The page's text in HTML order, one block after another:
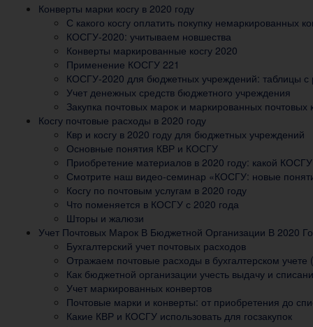
Конверты марки косгу в 2020 году
С какого косгу оплатить покупку немаркированных
КОСГУ-2020: учитываем новшества
Конверты маркированные косгу 2020
Применение КОСГУ 221
КОСГУ-2020 для бюджетных учреждений: таблицы
Учет денежных средств бюджетного учреждения
Закупка почтовых марок и маркированных почтовых
Косгу почтовые расходы в 2020 году
Квр и косгу в 2020 году для бюджетных учреждений
Основные понятия КВР и КОСГУ
Приобретение материалов в 2020 году: какой
Смотрите наш видео-семинар «КОСГУ: новые
Косгу по почтовым услугам в 2020 году
Что поменяется в КОСГУ с 2020 года
Шторы и жалюзи
Учет Почтовых Марок В Бюджетной Организации В 2020
Бухгалтерский учет почтовых расходов
Отражаем почтовые расходы в бухгалтерском
Как бюджетной организации учесть выдачу и
Учет маркированных конвертов
Почтовые марки и конверты: от приобретения до
Какие КВР и КОСГУ использовать для госзакупок